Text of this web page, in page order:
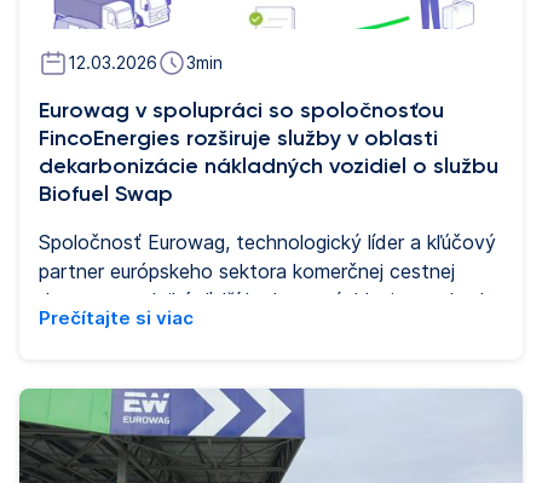
12.03.2026 3min
Eurowag v spolupráci so spoločnosťou
FincoEnergies rozširuje služby v oblasti
dekarbonizácie nákladných vozidiel o službu
Biofuel Swap
Spoločnosť Eurowag, technologický líder a kľúčový
partner európskeho sektora komerčnej cestnej
dopravy, podniká ďalší krok na urýchlenie prechodu
tohto odvetvia k nízkouhlíkovej budúcnosti. V
FincoEnergies, popredným poskytovateľom
udržateľných palív a riešení pre dekarbonizáciu,
Eurowag prináša novú službu Biofuel Swap, ktorá je
súčasťou digitálneho ekosystému služieb pre
Prečítajte si viac